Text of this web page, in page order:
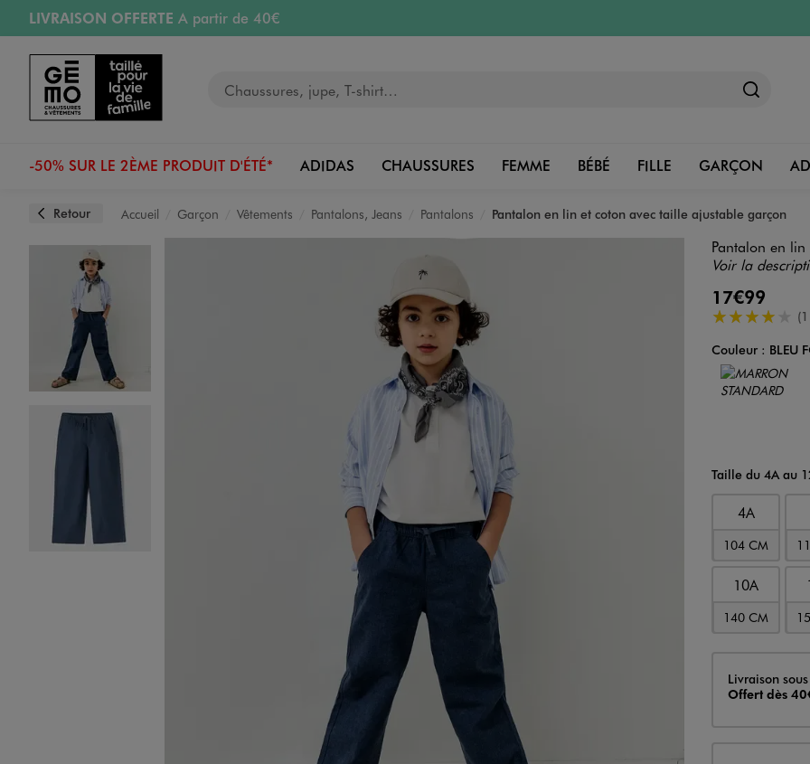
Aller au contenu principal
Aller à la navigation
LIVRAISON OFFERTE A partir de 40€
RETRAIT ET LIVRAISON OFFERTE
RÉSERVATION GRATUITE
4h en magasin
Retours OFFERTSpendant 30 jours
-50% SUR LE 2ÈME PRODUIT D'ÉTÉ* ADIDAS CHAUSSURES FEMME BÉBÉ FILLE GARÇON
Retour Accueil Garçon Vêtements Pantalons, Jeans Pantalons Pantalon en lin et coton avec taille ajustable garçon
Image 1 sur 6
Pantalon en
Voir la
17€99
4/5 de
Couleur
Couleur : BLEU
Choisissez votre
Taille du 4A au
4A
104 CM
10A
140 CM
Livraison
Livraison
Offert dès